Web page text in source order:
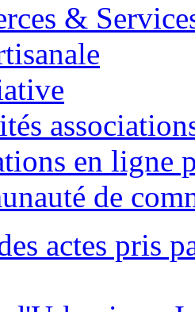
&
en ligne
de
actes pris